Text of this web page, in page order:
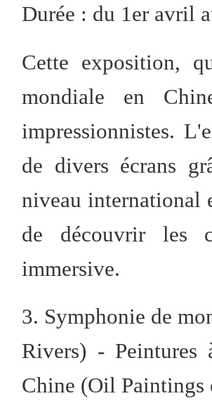
Durée : du 1er avril
Cette exposition,
mondiale en
impressionnistes.
de divers écrans
niveau international
de découvrir les
immersive.
3. Symphonie de
Rivers) - Peintures
Chine (Oil Paintings